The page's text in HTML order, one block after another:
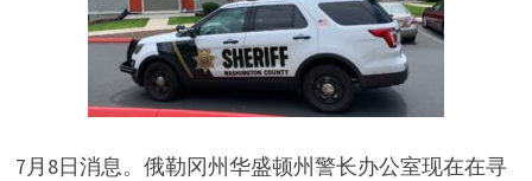
7月8日消息。俄勒冈州华盛顿州警长办公室现在在寻